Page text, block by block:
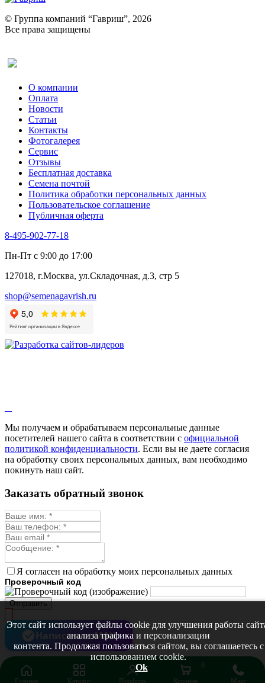
Ревень
Рукола
Рута
Тмин
Трава для чая
Туласи
Укроп
Фенхель пряный
Хризантема овощная
Цикорий пряный
Цикорий салатный (Витлуф)
Черемша
Шпинат
Щавель
Эндивий
Эстрагон
Алтей
Бессмертник
Валериана
Валерианелла
Гибискус лекарственный
Девясил
Душица
Змееголовник
Мыльнянка
Мята
Овсяный корень
Огуречная трава
Пустырник
Репешок
Синюха
Смесь лекарственных
Стевия
Тимьян ползучий (чабрец)
Фенхель лекарственный
Цикорий лекарственный
Череда лекарственная
Чернокорень
Шалфей
Семена ягод
Брусника
Голубика
© Группа компаний “Гавриш”, 2026
Все права защищены
О компании
Оплата
Новости
Статьи
Контакты
Фотогалерея​
Сервис
Отзывы
Бесплатная доставка
Семена почтой
Политика обработки персональных данных
Пользовательское соглашение
Публичная оферта
8-495-902-77-18
Пн-Пт с 9:00 до 17:00
127018, г.Москва, ул.Складочная, д.3, стр 5
shop@semenagavrish.ru
Мы получаем и обрабатываем персональные данные
посетителей нашего сайта в соответствии с официальной
политикой конфиденциальности. Если вы не даете согласия
на обработку своих персональных данных, вам необходимо
покинуть наш сайт.
Этот сайт использует файлы cookie для улучшения работы
анализа трафика и персонализации
контента. Продолжая пользоваться сайтом, вы соглашаетесь с
использованием cookie.
Ok
Заказать обратный звонок
Я согласен на обработку моих персональных данных
Проверочный код
Отправить
Главная Каталог Профиль
0
Корзина
Макс
Написать в MAX